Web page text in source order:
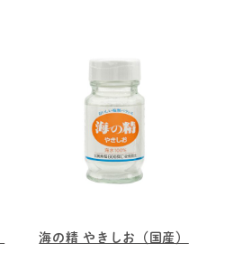
海の精 やきしお（国産）